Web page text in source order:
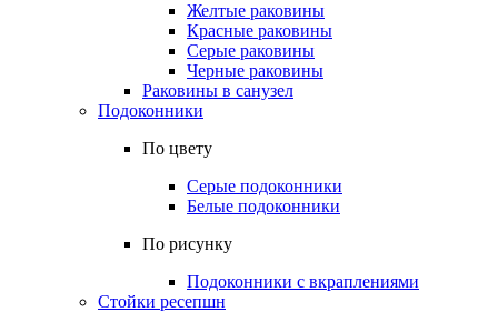
Желтые раковины
Красные раковины
Серые раковины
Черные раковины
Раковины в санузел
Подоконники
По цвету
Серые подоконники
Белые подоконники
По рисунку
Подоконники с вкраплениями
Стойки ресепшн